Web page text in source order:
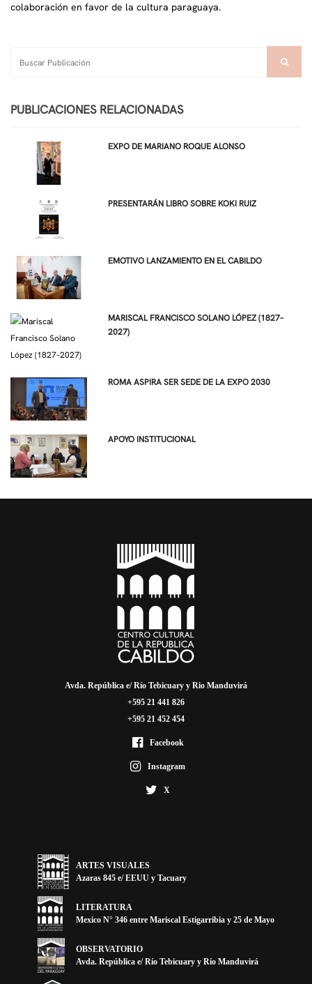
colaboración en favor de la cultura paraguaya.
PUBLICACIONES RELACIONADAS
EXPO DE MARIANO ROQUE ALONSO
PRESENTARÁN LIBRO SOBRE KOKI RUIZ
EMOTIVO LANZAMIENTO EN EL CABILDO
MARISCAL FRANCISCO SOLANO LÓPEZ (1827–
2027)
ROMA ASPIRA SER SEDE DE LA EXPO 2030
APOYO INSTITUCIONAL
Avda. República e/ Río Tebicuary y Rio Manduvirá
+595 21 441 826
+595 21 452 454
Facebook
Instagram
X
ARTES VISUALES
Azaras 845 e/ EEUU y Tacuary
LITERATURA
Mexico N° 346 entre Mariscal Estigarribia y 25 de Mayo
OBSERVATORIO
Avda. República e/ Río Tebicuary y Río Manduvirá